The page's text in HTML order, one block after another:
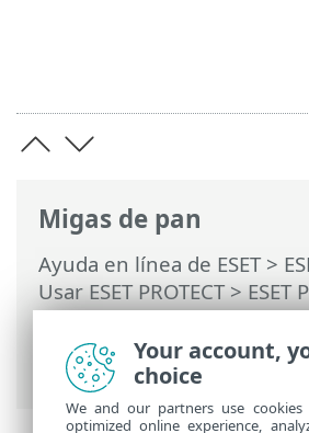
Migas de pan
Ayuda en línea de ESET>
Usar ESET PROTECT>ESET
Menú principal>Tareas>
clientes>
cliente
Your account,
choice
We and our partners use
optimized online experience,